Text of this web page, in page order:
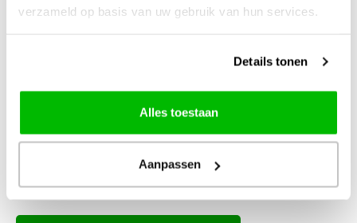
verzameld op basis van uw gebruik van hun services.
Details tonen
Alles toestaan
Aanpassen
STERREN OP BASIS VAN
Alle reviews